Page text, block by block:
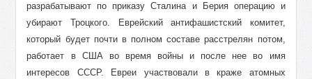
разрабатывают по приказу Сталина и Берия операцию и
убирают Троцкого. Еврейский антифашистский комитет,
который будет почти в полном составе расстрелян потом,
работает в США во время войны и после нее во имя
интересов СССР. Евреи участвовали в краже атомных